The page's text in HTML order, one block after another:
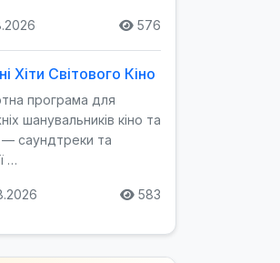
576
Хіти Світового Кіно
програма для
шанувальників кіно та
— саундтреки та
…
583